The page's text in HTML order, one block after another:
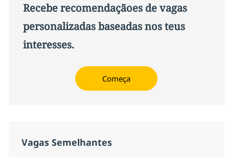
Recebe recomendaçãoes de vagas
personalizadas baseadas nos teus
interesses.
Começa
Vagas Semelhantes